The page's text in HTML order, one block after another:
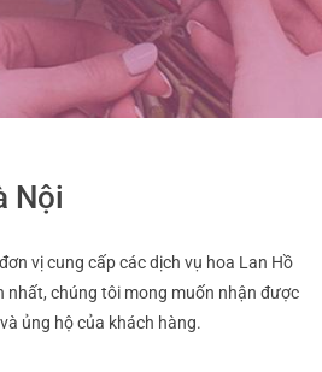
Nội
vị cung cấp các dịch vụ hoa Lan Hồ
nhất, chúng tôi mong muốn nhận được
ủng hộ của khách hàng.